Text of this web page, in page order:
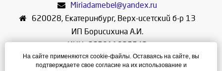
Miriadamebel@yandex.ru
620028, Екатеринбург, Верх-исетский б-р 13
ИП Борисихина А.И.
ИНН: 665811825542
ОГРНИП: 312665804600057
На сайте применяются cookie-файлы. Оставаясь на сайте, вы
подтверждаете свое согласие на их использование и